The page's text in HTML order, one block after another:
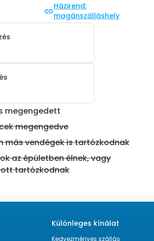
Házirend:
magánszálláshely
megengedett
megengedve
más vendégek is tartózkodnak
az épületben élnek, vagy
tartózkodnak
Különleges kínálat
Kedvezményes szállás